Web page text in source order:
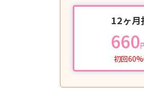
12ヶ月
660
初回